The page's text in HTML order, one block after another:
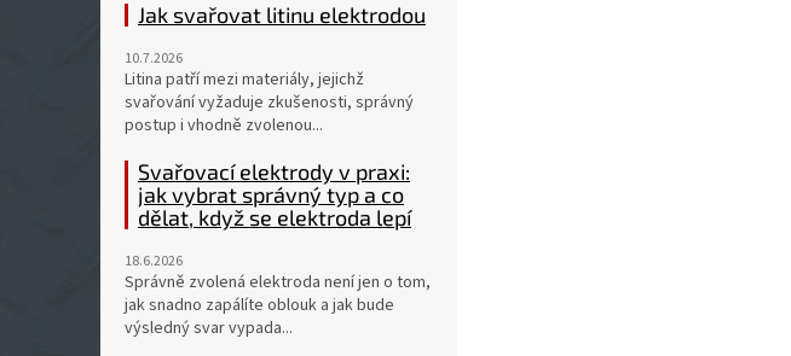
Jak svařovat litinu elektrodou
10.7.2026
Litina patří mezi materiály, jejichž
svařování vyžaduje zkušenosti, správný
postup i vhodně zvolenou...
Svařovací elektrody v praxi:
jak vybrat správný typ a co
dělat, když se elektroda lepí
18.6.2026
Správně zvolená elektroda není jen o tom,
jak snadno zapálíte oblouk a jak bude
výsledný svar vypada...